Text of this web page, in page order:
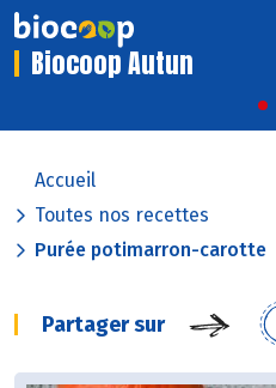
Biocoop Autun
Accueil
Toutes nos recettes
Purée potimarron-carotte
Partager sur